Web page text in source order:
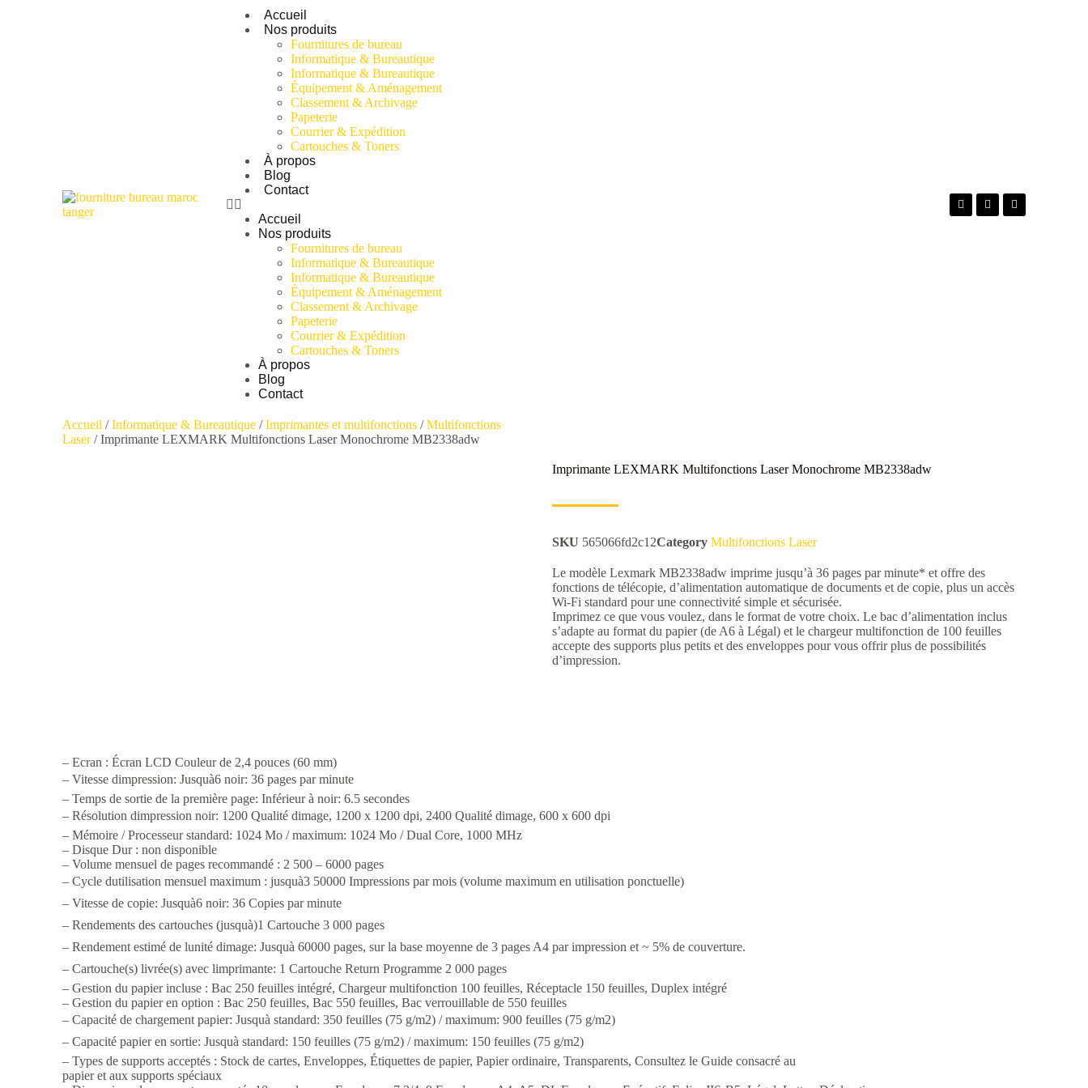
Accueil
Nos produits
Fournitures de bureau
Informatique & Bureautique
Informatique & Bureautique
Équipement & Aménagement
Classement & Archivage
Papeterie
Courrier & Expédition
Cartouches & Toners
À propos
Blog
Contact
Accueil
Nos produits
Fournitures de bureau
Informatique & Bureautique
Informatique & Bureautique
Équipement & Aménagement
Classement & Archivage
Papeterie
Courrier & Expédition
Cartouches & Toners
À propos
Blog
Contact
Accueil /Informatique & Bureautique /Imprimantes et multifonctions /Multifonctions
Laser/ Imprimante LEXMARK Multifonctions Laser Monochrome MB2338adw
Imprimante LEXMARK Multifonctions Laser Monochrome MB2338adw
SKU 565066fd2c12Category Multifonctions Laser
Le modèle Lexmark MB2338adw imprime jusqu’à 36 pages par minute* et offre des
fonctions de télécopie, d’alimentation automatique de documents et de copie, plus un accès
Wi-Fi standard pour une connectivité simple et sécurisée.
Imprimez ce que vous voulez, dans le format de votre choix. Le bac d’alimentation inclus
s’adapte au format du papier (de A6 à Légal) et le chargeur multifonction de 100 feuilles
accepte des supports plus petits et des enveloppes pour vous offrir plus de possibilités
d’impression.
– Ecran : Écran LCD Couleur de 2,4 pouces (60 mm)
– Vitesse dimpression: Jusquà6 noir: 36 pages par minute
– Temps de sortie de la première page: Inférieur à noir: 6.5 secondes
– Résolution dimpression noir: 1200 Qualité dimage, 1200 x 1200 dpi, 2400 Qualité dimage, 600 x 600 dpi
– Mémoire / Processeur standard: 1024 Mo / maximum: 1024 Mo / Dual Core, 1000 MHz
– Disque Dur : non disponible
– Volume mensuel de pages recommandé : 2 500 – 6000 pages
– Cycle dutilisation mensuel maximum : jusquà3 50000 Impressions par mois (volume maximum en utilisation ponctuelle)
– Vitesse de copie: Jusquà6 noir: 36 Copies par minute
– Rendements des cartouches (jusquà)1 Cartouche 3 000 pages
– Rendement estimé de lunité dimage: Jusquà 60000 pages, sur la base moyenne de 3 pages A4 par impression et ~ 5% de couverture.
– Cartouche(s) livrée(s) avec limprimante: 1 Cartouche Return Programme 2 000 pages
– Gestion du papier incluse : Bac 250 feuilles intégré, Chargeur multifonction 100 feuilles, Réceptacle 150 feuilles, Duplex intégré
– Gestion du papier en option : Bac 250 feuilles, Bac 550 feuilles, Bac verrouillable de 550 feuilles
– Capacité de chargement papier: Jusquà standard: 350 feuilles (75 g/m2) / maximum: 900 feuilles (75 g/m2)
– Capacité papier en sortie: Jusquà standard: 150 feuilles (75 g/m2) / maximum: 150 feuilles (75 g/m2)
– Types de supports acceptés : Stock de cartes, Enveloppes, Étiquettes de papier, Papier ordinaire, Transparents, Consultez le Guide consacré au
papier et aux supports spéciaux